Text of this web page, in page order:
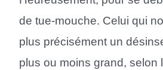
de tue-mouche. Celui qui
plus précisément un
plus ou moins grand, selon